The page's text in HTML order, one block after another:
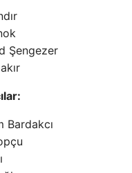
Şengezer
Bardakcı